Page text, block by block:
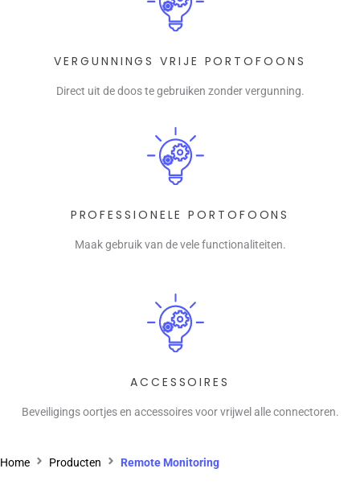
VERGUNNINGS VRIJE PORTOFOONS
Direct uit de doos te gebruiken zonder vergunning.
PROFESSIONELE PORTOFOONS
Maak gebruik van de vele functionaliteiten.
ACCESSOIRES
Beveiligings oortjes en accessoires voor vrijwel alle connectoren.
Home Producten Remote Monitoring